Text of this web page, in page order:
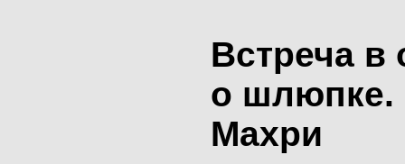
Встреча в
о шлюпке.
Махри